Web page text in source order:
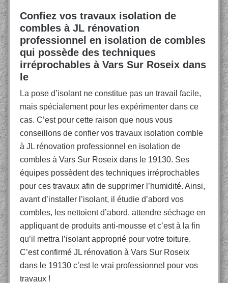
Confiez vos travaux isolation de
combles à JL rénovation
professionnel en isolation de combles
qui possède des techniques
irréprochables à Vars Sur Roseix dans
le
La pose d’isolant ne constitue pas un travail facile,
mais spécialement pour les expérimenter dans ce
cas. C’est pour cette raison que nous vous
conseillons de confier vos travaux isolation comble
à JL rénovation professionnel en isolation de
combles à Vars Sur Roseix dans le 19130. Ses
équipes possèdent des techniques irréprochables
pour ces travaux afin de supprimer l’humidité. Ainsi,
avant d’installer l’isolant, il étudie d’abord vos
combles, les nettoient d’abord, attendre séchage en
appliquant de produits anti-mousse et c’est à la fin
qu’il mettra l’isolant approprié pour votre toiture.
C’est confirmé JL rénovation à Vars Sur Roseix
dans le 19130 c’est le vrai professionnel pour vos
travaux !